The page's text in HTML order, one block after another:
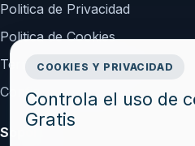
Politica de Privacidad
Politica de Cookies
Terminos y Condiciones
Configurar cookies
Soporte
COOKIES Y PRIVACIDAD
Controla el uso de
Gratis